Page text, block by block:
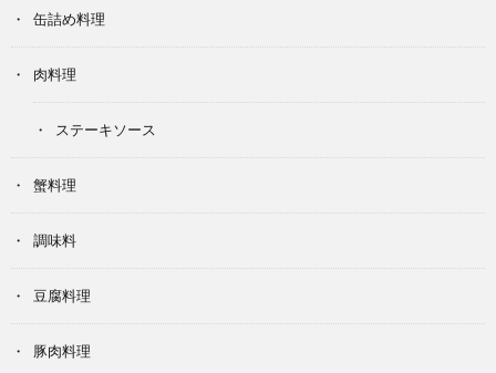
缶詰め料理
肉料理
ステーキソース
蟹料理
調味料
豆腐料理
豚肉料理